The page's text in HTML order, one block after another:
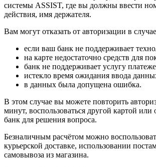
системы ASSIST, где вы должны ввести
действия, имя держателя.
Вам могут отказать от авторизации в
если ваш банк не поддерживает
на карте недостаточно средств для
банк не поддерживает услугу
истекло время ожидания ввода
в данных была допущена ошибка.
В этом случае вы можете повторить
минут, воспользоваться другой картой или
банк для решения вопроса.
Безналичным расчётом можно
курьерской доставке, использовании
самовывоза из магазина.